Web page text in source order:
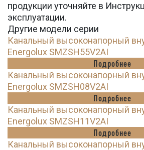
продукции уточняйте в
эксплуатации.
Другие модели серии
Канальный высоконапорный
Energolux SMZSH55V2AI
Подробнее
Канальный высоконапорный
Energolux SMZSH08V2AI
Подробнее
Канальный высоконапорный
Energolux SMZSH11V2AI
Подробнее
Канальный высоконапорный